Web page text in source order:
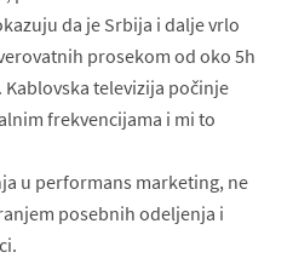
da je Srbija i dalje vrlo
prosekom od oko 5h
televizija počinje
frekvencijama i mi to
u performans marketing, ne
posebnih odeljenja i